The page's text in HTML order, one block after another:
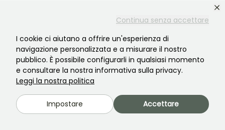
Continua senza accettare
I cookie ci aiutano a offrire un'esperienza di
navigazione personalizzata e a misurare il nostro
pubblico. È possibile configurarli in qualsiasi momento
e consultare la nostra informativa sulla privacy.
Leggi la nostra politica
Impostare Accettare
Promessedefleurs.com
Promessedefleurs.ie
Promessedefleurs.de
Promessedefleurs.es
Promessedefleurs.at